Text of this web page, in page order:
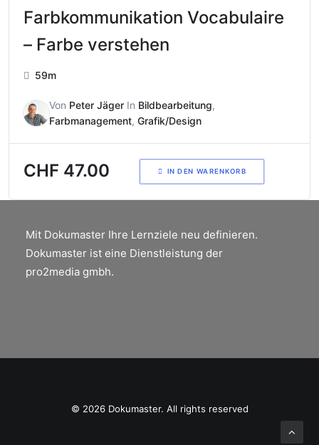
Farbkommunikation Vocabulaire
– Farbe verstehen
59m
Von Peter Jäger In Bildbearbeitung,
Farbmanagement, Grafik/Design
CHF 47.00 IN DEN WARENKORB
Mit Dokumaster Ihre Lernziele neu definieren.
Dokumaster ist eine Dienstleistung der
pro2media gmbh.
© 2026 Dokumaster. All rights reserved